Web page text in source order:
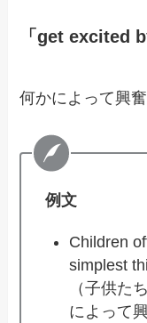
「get excited
何かによって興
例文
Children
simplest
（子供た
によって